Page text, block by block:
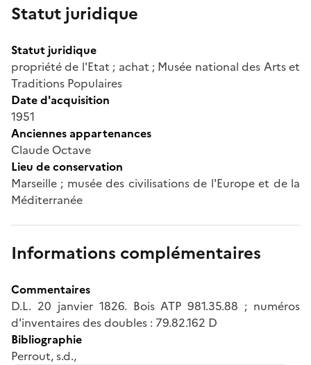
Statut juridique
Statut juridique
propriété de l'Etat ; achat ; Musée national des Arts et
Traditions Populaires
Date d'acquisition
1951
Anciennes appartenances
Claude Octave
Lieu de conservation
Marseille ; musée des civilisations de l'Europe et de la
Méditerranée
Informations complémentaires
Commentaires
D.L. 20 janvier 1826. Bois ATP 981.35.88 ; numéros
d'inventaires des doubles : 79.82.162 D
Bibliographie
Perrout, s.d.,